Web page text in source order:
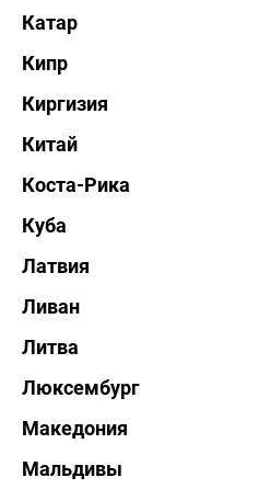
Катар
Кипр
Киргизия
Китай
Коста-Рика
Куба
Латвия
Ливан
Литва
Люксембург
Македония
Мальдивы